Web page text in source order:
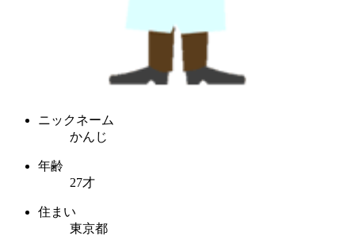
ニックネーム
かんじ
年齢
27才
住まい
東京都